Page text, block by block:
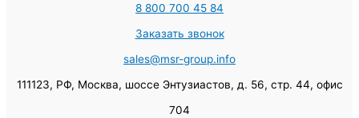
8 800 700 45 84
Заказать звонок
sales@msr-group.info
111123, РФ, Москва, шоссе Энтузиастов, д. 56, стр. 44, офис
704